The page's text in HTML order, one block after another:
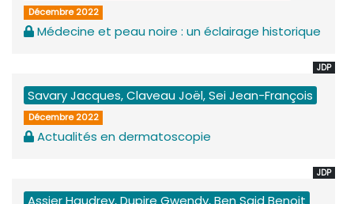
Décembre 2022
Médecine et peau noire : un éclairage historique
JDP
Savary Jacques, Claveau Joël, Sei Jean-François
Décembre 2022
Actualités en dermatoscopie
JDP
Assier Haudrey, Dupire Gwendy, Ben Said Benoit